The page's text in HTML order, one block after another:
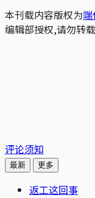
本刊载内容版权为
编辑部授权,请勿转
评论须知
最新 更多
返工这回事